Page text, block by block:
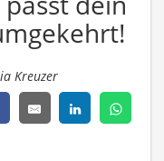
Kreuzer